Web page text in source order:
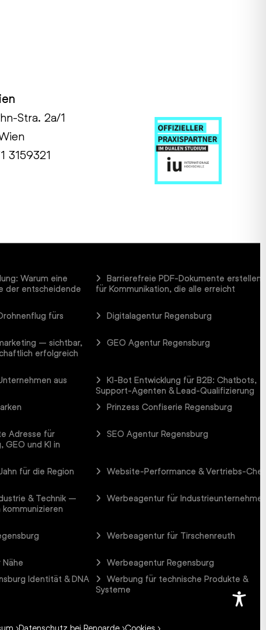
Stra. 2a/1
3159321
Warum eine
der entscheidende
Barrierefreie PDF-Dokumente erstellen
für Kommunikation, die alle erreicht
fürs
Digitalagentur Regensburg
– sichtbar,
erfolgreich
GEO Agentur Regensburg
aus
KI-Bot Entwicklung für B2B: Chatbots,
Support-Agenten & Lead-Qualifizierung
Prinzess Confiserie Regensburg
Adresse für
GEO und KI in
SEO Agentur Regensburg
für die Region
Website-Performance & Vertriebs-
& Technik –
Werbeagentur für
Werbeagentur für Tirschenreuth
Werbeagentur Regensburg
Identität & DNA
Werbung für technische Produkte &
Systeme
Datenschutz bei Renoarde Cookies